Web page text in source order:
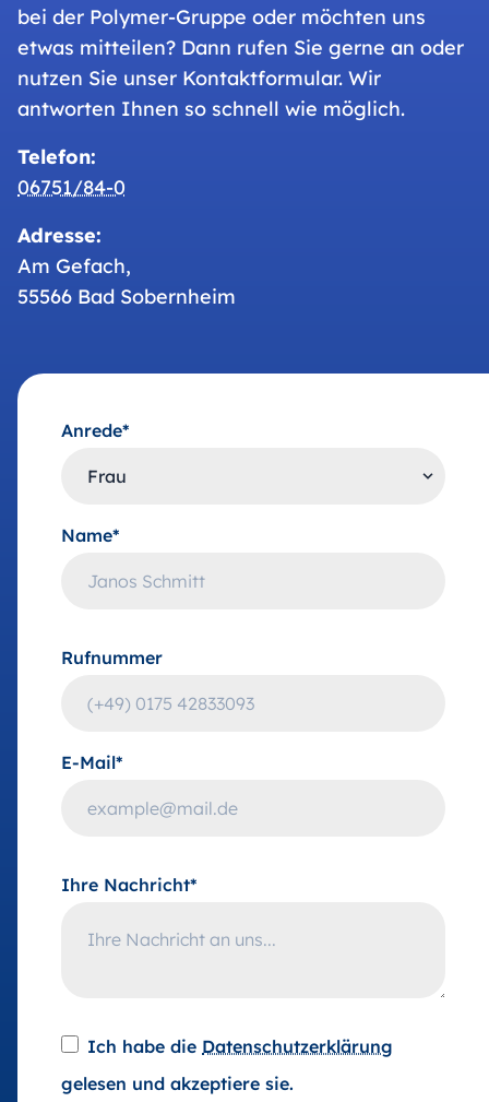
bei der Polymer-Gruppe oder möchten uns
etwas mitteilen? Dann rufen Sie gerne an oder
nutzen Sie unser Kontaktformular. Wir
antworten Ihnen so schnell wie möglich.
Telefon:
06751/84-0
Adresse:
Am Gefach,
55566 Bad Sobernheim
Anrede*
Name*
Rufnummer
E-Mail*
Ihre Nachricht*
Ich habe die Datenschutzerklärung
gelesen und akzeptiere sie.